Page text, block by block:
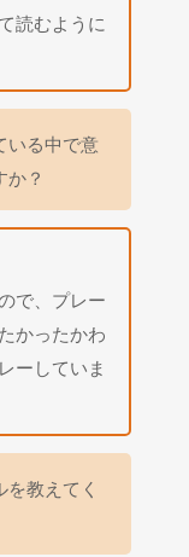
読むように
いる中で意
？
で、プレー
かったかわ
ーしていま
教えてく